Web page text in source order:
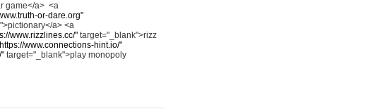
game</a> <a
or-dare.org"
a> <a
www.rizzlines.cc/" target="_blank">rizz
https://www.connections-hint.io/"
target="_blank">play monopoly